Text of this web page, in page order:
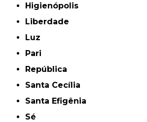
Higienópolis
Liberdade
Luz
Pari
República
Santa Cecília
Santa Efigênia
Sé